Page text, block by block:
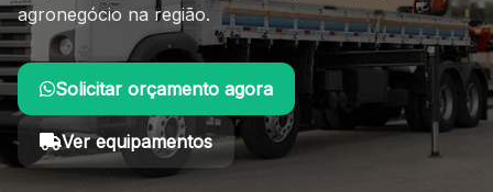
agronegócio na região.
Solicitar orçamento agora
Ver equipamentos
Você está em: Início > Locação de Equipamentos